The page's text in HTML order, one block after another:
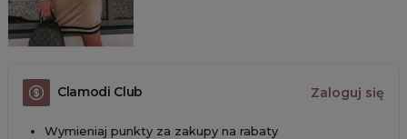
Clamodi Club Zaloguj się
Wymieniaj punkty za zakupy na rabaty